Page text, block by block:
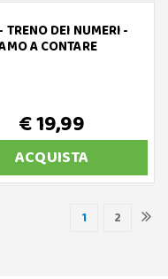
DEI NUMERI -
A CONTARE
€ 19,99
ACQUISTA
1 2